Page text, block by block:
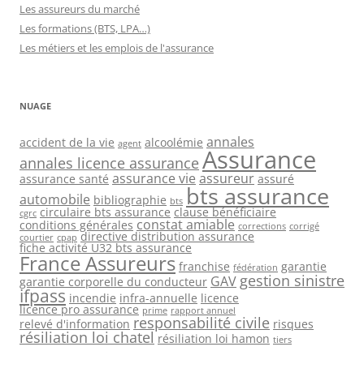
Les assureurs du marché
Les formations (BTS, LPA…)
Les métiers et les emplois de l'assurance
NUAGE
accident de la vie agent alcoolémie annales
annales licence assurance Assurance
assurance santé assurance vie assureur assuré
automobile bibliographie bts bts assurance
cgrc circulaire bts assurance clause bénéficiaire
conditions générales constat amiable corrections corrigé
courtier cpap directive distribution assurance
fiche activité U32 bts assurance
France Assureurs franchise fédération garantie
garantie corporelle du conducteur GAV gestion sinistre
ifpass incendie infra-annuelle licence
licence pro assurance prime rapport annuel
relevé d'information responsabilité civile risques
résiliation loi chatel résiliation loi hamon tiers